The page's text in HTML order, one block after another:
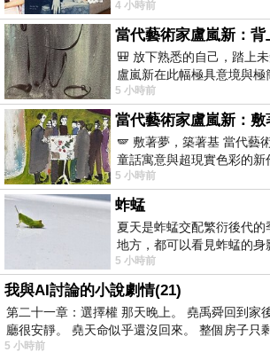
劇本 申鉉成 主演 嚴正化 朴
4 小時前
🎒 放下熟悉的自己，踏上
盧嵐新在此幅極具意境與
粒感豐富的灰綠粗糙背景，
5 小時前
🪽 敷著夢，築著基 當代藝
童話寓意與超現實色彩的
翼的神聖形象與地面上聚集
5 小時前
蚱蜢
夏天是蚱蜢交配繁衍後代
地方，都可以看見蚱蜢的身
在車頂上，怎麼樣小心驅趕
5 小時前
我與AI討論的小說劇情(21)
第二十一章：選擇權 那天晚上。 堯禹舜回到家
廳很安靜。 堯天命似乎還沒回來。 整個房子只
5 小時前